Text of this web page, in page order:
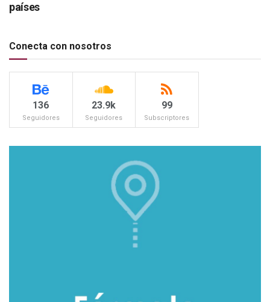
países
Conecta con nosotros
136
Seguidores
23.9k
Seguidores
99
Subscriptores